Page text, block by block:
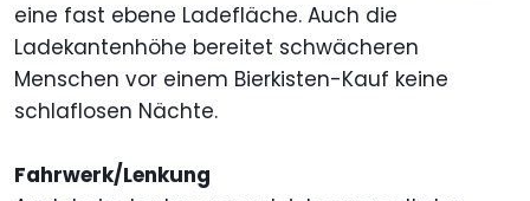
eine fast ebene Ladefläche. Auch die
Ladekantenhöhe bereitet schwächeren
Menschen vor einem Bierkisten-Kauf keine
schlaflosen Nächte.
Fahrwerk/Lenkung